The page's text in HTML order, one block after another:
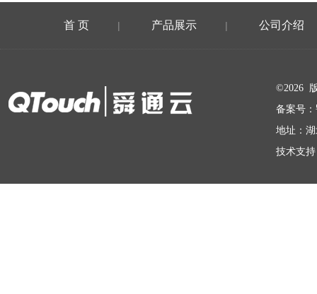
首 页 | 产品展示 | 公司介绍
©2026
备案号：
地址：
技术支